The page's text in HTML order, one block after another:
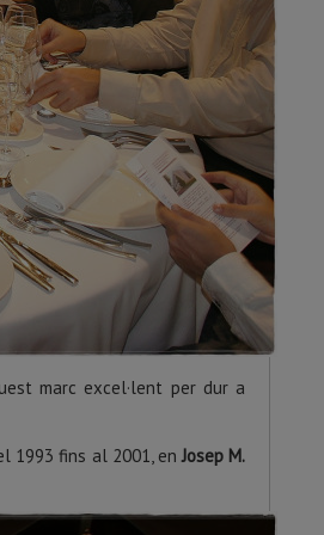
marc excel·lent per dur a
1993 fins al 2001, enJosep M.